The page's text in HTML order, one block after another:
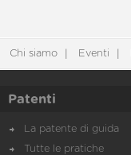
Chi siamo Eventi
Patenti
La patente di guida
Tutte le pratiche